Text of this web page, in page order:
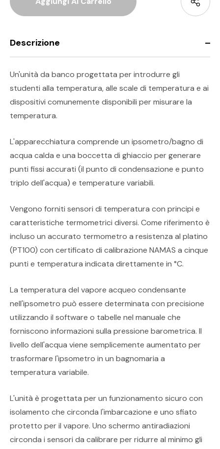
Descrizione
Un'unità da banco progettata per introdurre gli
studenti alla temperatura, alle scale di temperatura e ai
dispositivi comunemente disponibili per misurare la
temperatura.
L'apparecchiatura comprende un ipsometro/bagno di
acqua calda e una boccetta di ghiaccio per generare
punti fissi accurati (il punto di condensazione e punto
triplo dell'acqua) e temperature variabili.
Vengono forniti sensori di temperatura con principi e
caratteristiche termometrici diversi. Come riferimento è
incluso un accurato termometro a resistenza al platino
(PT100) con certificato di calibrazione NAMAS a cinque
punti e temperatura indicata direttamente in °C.
La temperatura del vapore acqueo condensante
nell'ipsometro può essere determinata con precisione
utilizzando il software o tabelle nel manuale che
forniscono informazioni sulla pressione barometrica. Il
livello dell'acqua viene semplicemente aumentato per
trasformare l'ipsometro in un bagnomaria a
temperatura variabile.
L'unità è progettata per un funzionamento sicuro con
isolamento che circonda l'imbarcazione e uno sfiato
protetto per il vapore. Uno schermo antiradiazioni
circonda i sensori da calibrare per ridurre al minimo gli